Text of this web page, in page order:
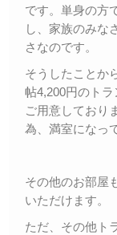
です。単身の方
し、家族のみな
さなのです。
そうしたことか
帖4,200円のト
ご用意しており
為、満室になっ
その他のお部屋
いただけます。
ただ、その他ト